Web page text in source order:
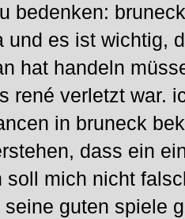
bedenken:
und es ist wichtig,
hat handeln
rené verletzt war.
in bruneck
dass ein
soll mich nicht
guten spiele